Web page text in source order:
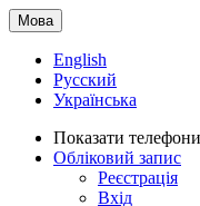
Мова
English
Русский
Українська
Показати телефони
Обліковий запис
Реєстрація
Вхід